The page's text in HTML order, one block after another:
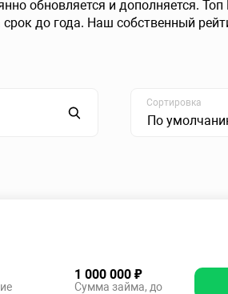
обновляется и дополняется.
до года. Наш собственный
Сортировка
По
1 000 000 ₽
Сумма займа, до